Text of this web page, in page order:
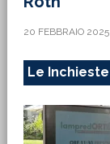
20 FEBBRAIO 2025
Le Inchieste